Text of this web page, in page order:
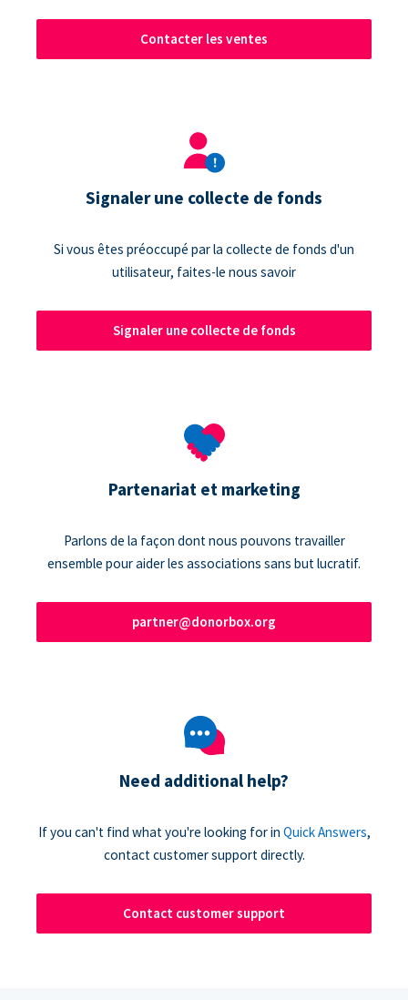
Contacter les ventes
Signaler une collecte de fonds
Si vous êtes préoccupé par la collecte de fonds d'un
utilisateur, faites-le nous savoir
Signaler une collecte de fonds
Partenariat et marketing
Parlons de la façon dont nous pouvons travailler
ensemble pour aider les associations sans but lucratif.
partner@donorbox.org
Need additional help?
If you can't find what you're looking for in Quick Answers,
contact customer support directly.
Contact customer support